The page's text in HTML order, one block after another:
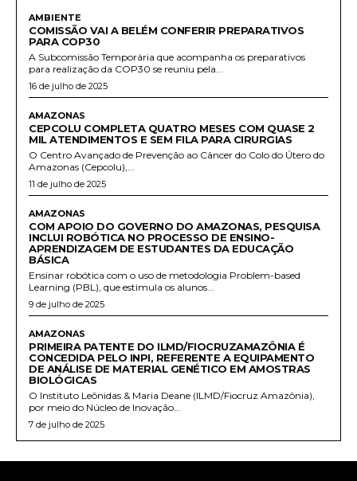
AMBIENTE
COMISSÃO VAI A BELÉM CONFERIR PREPARATIVOS
PARA COP30
A Subcomissão Temporária que acompanha os preparativos
para realização da COP30 se reuniu pela...
16 de julho de 2025
AMAZONAS
CEPCOLU COMPLETA QUATRO MESES COM QUASE 2
MIL ATENDIMENTOS E SEM FILA PARA CIRURGIAS
O Centro Avançado de Prevenção ao Câncer do Colo do Útero do
Amazonas (Cepcolu),...
11 de julho de 2025
AMAZONAS
COM APOIO DO GOVERNO DO AMAZONAS, PESQUISA
INCLUI ROBÓTICA NO PROCESSO DE ENSINO-
APRENDIZAGEM DE ESTUDANTES DA EDUCAÇÃO
BÁSICA
Ensinar robótica com o uso de metodologia Problem-based
Learning (PBL), que estimula os alunos...
9 de julho de 2025
AMAZONAS
PRIMEIRA PATENTE DO ILMD/FIOCRUZAMAZÔNIA É
CONCEDIDA PELO INPI, REFERENTE A EQUIPAMENTO
DE ANÁLISE DE MATERIAL GENÉTICO EM AMOSTRAS
BIOLÓGICAS
O Instituto Leônidas & Maria Deane (ILMD/Fiocruz Amazônia),
por meio do Núcleo de Inovação...
7 de julho de 2025